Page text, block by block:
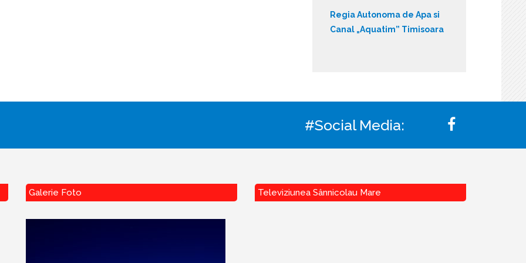
Regia Autonoma de Apa si
Canal „Aquatim” Timisoara
#Social Media:
Galerie Foto Televiziunea Sânnicolau Mare